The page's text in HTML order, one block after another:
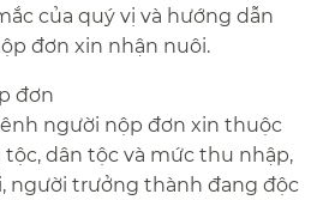
của quý vị và hướng dẫn
đơn xin nhận nuôi.​​
đơn​​
người nộp đơn xin thuộc
dân tộc và mức thu nhập,
người trưởng thành đang độc